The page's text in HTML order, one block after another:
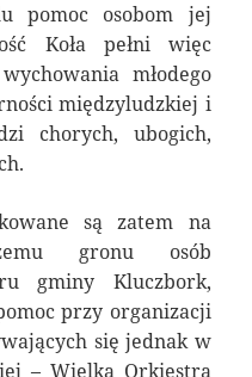
pomoc osobom jej
Koła pełni więc
młodego
międzyludzkiej i
chorych, ubogich,
są zatem na
gronu osób
gminy Kluczbork,
przy organizacji
się jednak w
– Wielka Orkiestra